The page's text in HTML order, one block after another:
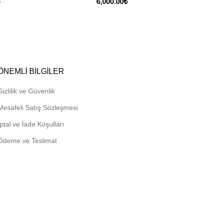
BILGILER
ve Güvenlik
Satış Sözleşmesi
ve İade Koşulları
ve Teslimat